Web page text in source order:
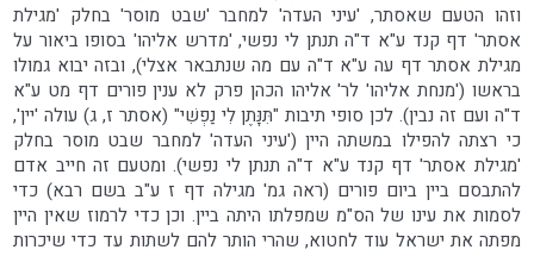
וזהו הטעם שאסתר, 'עיני העדה' למחבר 'שבט מוסר' בחלק 'מגילת
אסתר' דף קנד ע"א ד"ה תנתן לי נפשי, 'מדרש אליהו' בסופו ביאור על
מגילת אסתר דף עה ע"א ד"ה עם מה שנתבאר אצלי), ובזה יבוא גמולו
בראשו ('מנחת אליהו' לר' אליהו הכהן פרק לא ענין פורים דף מט ע"א
ד"ה ועם זה נבין). לכן סופי תיבות "תִּנָּתֶן לִי נַפְשִׁי" (אסתר ז, ג) עולה 'יין',
כי רצתה להפילו במשתה היין ('עיני העדה' למחבר שבט מוסר בחלק
'מגילת אסתר' דף קנד ע"א ד"ה תנתן לי נפשי). ומטעם זה חייב אדם
להתבסם ביין ביום פורים (ראה גמ' מגילה דף ז ע"ב בשם רבא) כדי
לסמות את עינו של הס"מ שמפלתו היתה ביין. וכן כדי לרמוז שאין היין
מפתה את ישראל עוד לחטוא, שהרי הותר להם לשתות עד כדי שיכרות